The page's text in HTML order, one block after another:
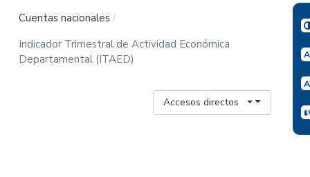
Cuentas nacionales
Indicador Trimestral de Actividad Económica
Departamental (ITAED)
Accesos directos